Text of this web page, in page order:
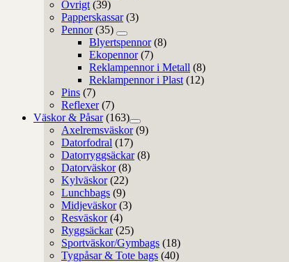
Övrigt (39)
Papperskassar (3)
Pennor (35)
Blyertspennor (8)
Ekopennor (7)
Reklampennor i Metall (8)
Reklampennor i Plast (12)
Pins (7)
Reflexer (7)
Väskor & Påsar (163)
Axelremsväskor (9)
Datorfodral (17)
Datorryggsäckar (8)
Datorväskor (8)
Kylväskor (22)
Lunchbags (9)
Midjeväskor (3)
Resväskor (4)
Ryggsäckar (25)
Sportväskor/Gymbags (18)
Tygpåsar & Tote bags (40)